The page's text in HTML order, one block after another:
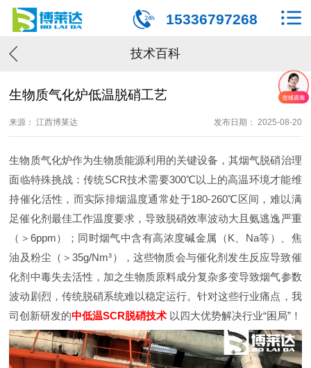
15336797268
技术百科
生物质气化炉低温脱硝工艺
来源： 江西博莱达 发布日期： 2025-08-20
生物质气化炉作为生物质能源利用的关键设备，其烟气脱硝治理
面临特殊挑战：传统SCR技术需要300℃以上的高温环境才能维
持催化活性，而实际排烟温度通常处于180-260℃区间，难以满
足催化剂最佳工作温度要求，导致脱硝效率波动大且氨逃逸严重
（＞6ppm）；同时烟气中含有高浓度碱金属（K、Na等）、焦
油及粉尘（＞35g/Nm³），这些物质会与催化剂发生反应导致催
化剂中毒失去活性，加之生物质原料成分复杂多变导致烟气参数
波动剧烈，传统脱硝系统难以稳定运行。针对这些行业痛点，我
司创新研发的中低温SCR脱硝技术 以四大优势解决行业“困局”！